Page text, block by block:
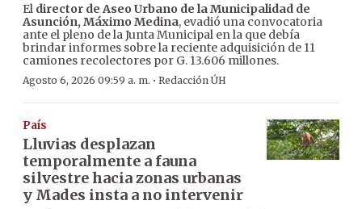
El director de Aseo Urbano de la Municipalidad de
Asunción, Máximo Medina, evadió una convocatoria
ante el pleno de la Junta Municipal en la que debía
brindar informes sobre la reciente adquisición de 11
camiones recolectores por G. 13.606 millones.
Agosto 6, 2026 09:59 a. m. · Redacción ÚH
País
Lluvias desplazan
temporalmente a fauna
silvestre hacia zonas urbanas
y Mades insta a no intervenir